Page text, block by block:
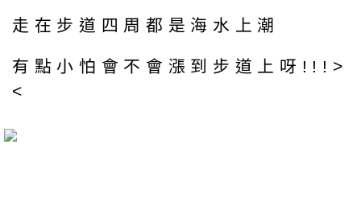
走在步道四周都是海水上潮
有點小怕會不會漲到步道上呀!!!>
<